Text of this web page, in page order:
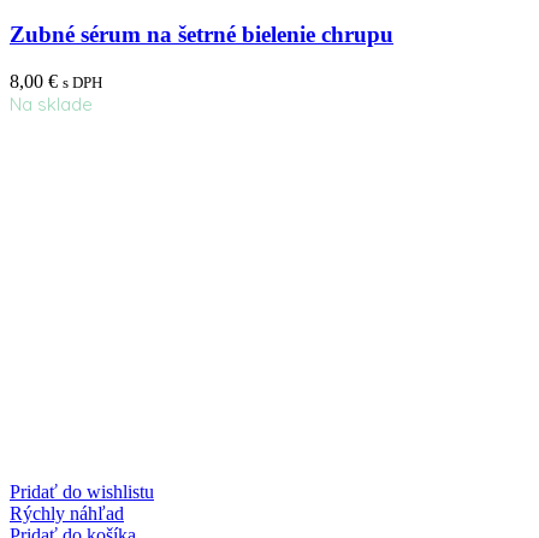
Zubné sérum na šetrné bielenie chrupu
8,00 € s DPH
Na sklade
Pridať do wishlistu
Rýchly náhľad